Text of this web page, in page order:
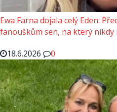
Ewa Farna dojala celý Eden:
fanouškům sen, na který nikdy
18.6.2026
0